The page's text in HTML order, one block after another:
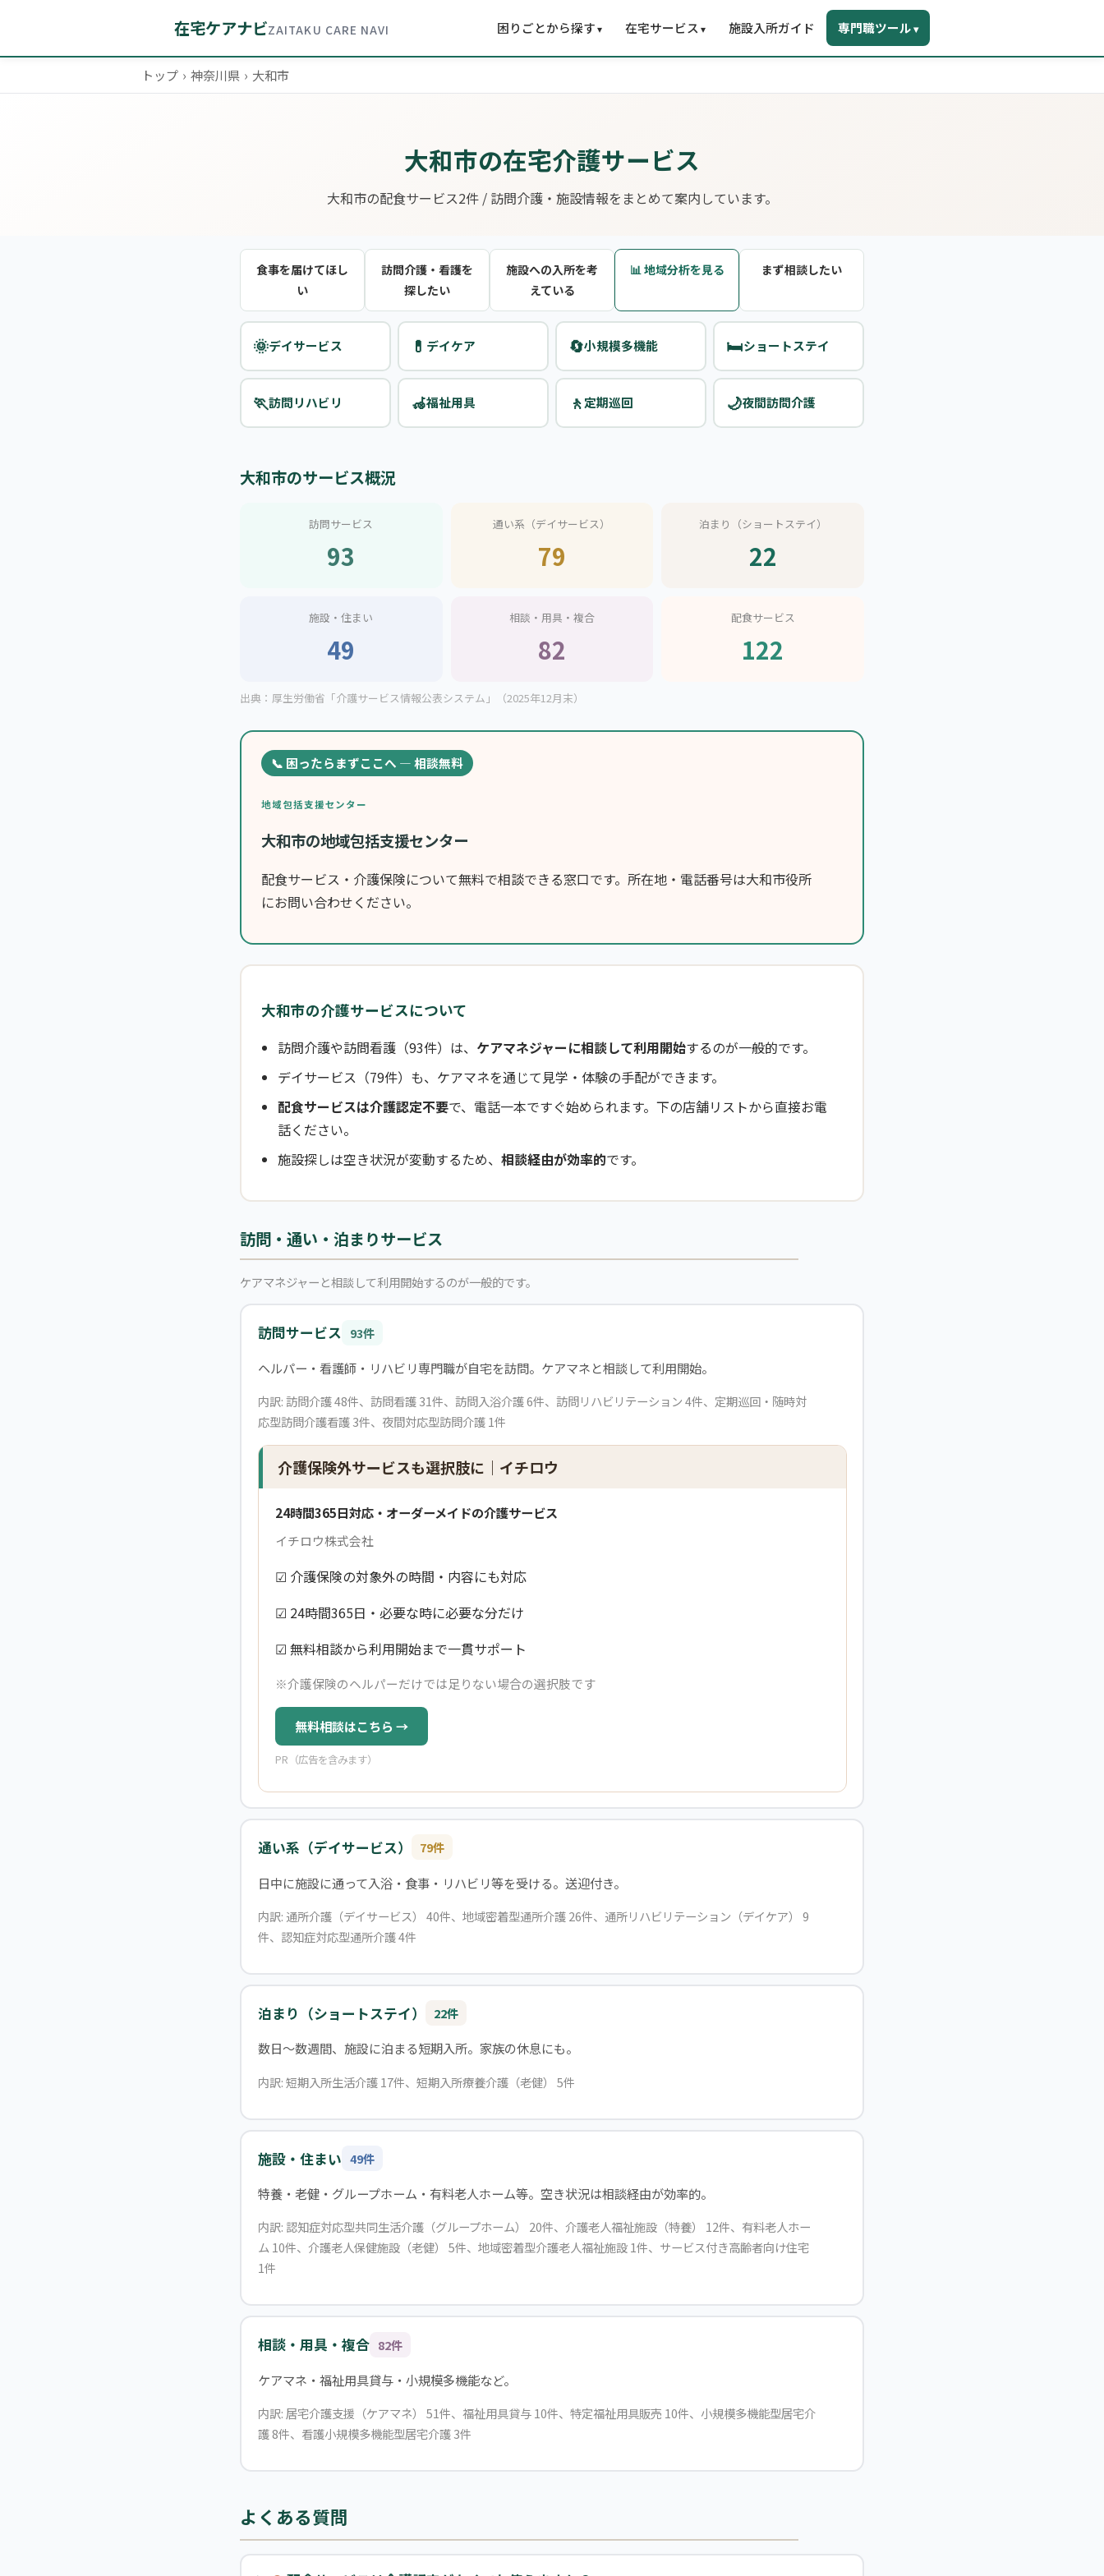
在宅ケアナビZAITAKU CARE NAVI 困りごとから探す▾ 在宅サービス ▾ 施設入所ガイド 専門職ツール▾
トップ › 神奈川県 › 大和市
大和市の在宅介護サービス
大和市の配食サービス2件 / 訪問介護・施設情報をまとめて案内しています。
食事を届けてほし
い
訪問介護・看護を
探したい
施設への入所を考
えている
📊 地域分析を見る まず相談したい
🌞デイサービス 💊 デイケア 🔄小規模多機能 🛏️ショートステイ
🏃訪問リハビリ 🦽福祉用具 🚶定期巡回 🌙夜間訪問介護
大和市のサービス概況
訪問サービス
93
通い系（デイサービス）
79
泊まり（ショートステイ）
22
施設・住まい
49
相談・用具・複合
82
配食サービス
122
出典：厚生労働省「介護サービス情報公表システム」（2025年12月末）
📞 困ったらまずここへ — 相談無料
地域包括支援センター
大和市の地域包括支援センター
配食サービス・介護保険について無料で相談できる窓口です。所在地・電話番号は大和市役所
にお問い合わせください。
大和市の介護サービスについて
訪問介護や訪問看護（93件）は、 ケアマネジャーに相談して利用開始するのが一般的です。
デイサービス（79件）も、ケアマネを通じて見学・体験の手配ができます。
配食サービスは介護認定不要で、電話一本ですぐ始められます。下の店舗リストから直接お電
話ください。
施設探しは空き状況が変動するため、 相談経由が効率的です。
訪問・通い・泊まりサービス
ケアマネジャーと相談して利用開始するのが一般的です。
訪問サービス 93件
ヘルパー・看護師・リハビリ専門職が自宅を訪問。ケアマネと相談して利用開始。
内訳: 訪問介護 48件、訪問看護 31件、訪問入浴介護 6件、訪問リハビリテーション 4件、定期巡回・随時対
応型訪問介護看護 3件、夜間対応型訪問介護 1件
介護保険外サービスも選択肢に｜イチロウ
24時間365日対応・オーダーメイドの介護サービス
イチロウ株式会社
☑ 介護保険の対象外の時間・内容にも対応
☑ 24時間365日・必要な時に必要な分だけ
☑ 無料相談から利用開始まで一貫サポート
※介護保険のヘルパーだけでは足りない場合の選択肢です
無料相談はこちら →
PR（広告を含みます）
通い系（デイサービス） 79件
日中に施設に通って入浴・食事・リハビリ等を受ける。送迎付き。
内訳: 通所介護（デイサービス） 40件、地域密着型通所介護 26件、通所リハビリテーション（デイケア） 9
件、認知症対応型通所介護 4件
泊まり（ショートステイ） 22件
数日〜数週間、施設に泊まる短期入所。家族の休息にも。
内訳: 短期入所生活介護 17件、短期入所療養介護（老健） 5件
施設・住まい 49件
特養・老健・グループホーム・有料老人ホーム等。空き状況は相談経由が効率的。
内訳: 認知症対応型共同生活介護（グループホーム） 20件、介護老人福祉施設（特養） 12件、有料老人ホー
ム 10件、介護老人保健施設（老健） 5件、地域密着型介護老人福祉施設 1件、サービス付き高齢者向け住宅
1件
相談・用具・複合 82件
ケアマネ・福祉用具貸与・小規模多機能など。
内訳: 居宅介護支援（ケアマネ） 51件、福祉用具貸与 10件、特定福祉用具販売 10件、小規模多機能型居宅介
護 8件、看護小規模多機能型居宅介護 3件
よくある質問